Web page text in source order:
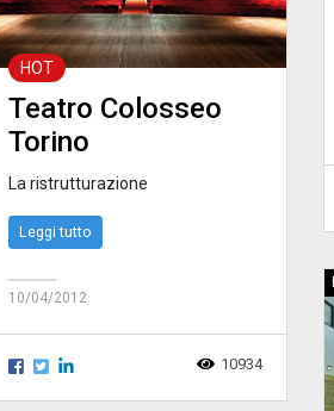
HOT
Teatro Colosseo
Torino
La ristrutturazione
Leggi tutto
10/04/2012
10934